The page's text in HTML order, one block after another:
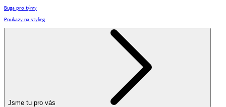
Buga pro týmy
Poukazy na styling
Jsme tu pro vás